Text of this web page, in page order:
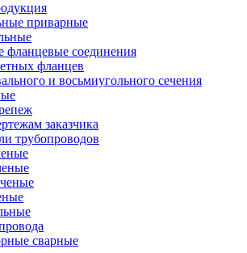
приварные
соединения
фланцев
и восьмиугольного сечения
заказчика
трубопроводов
сварные